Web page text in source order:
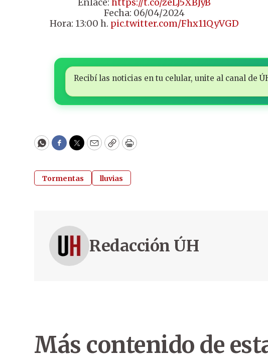
Enlace: https://t.co/zeLJ5XBJyB
Fecha: 06/04/2024
Hora: 13:00 h. pic.twitter.com/Fhx11QyVGD
Recibí las noticias en tu celular, unite al canal de
WhatsApp
Facebook
Twitter
EmailCopyPrint
Tormentas lluvias
Redacción ÚH
Más contenido de